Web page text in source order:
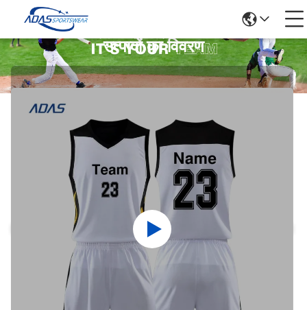
उत्पादों का विवरण